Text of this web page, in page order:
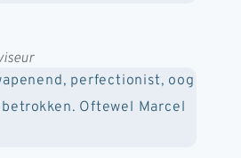
perfectionist, oog
Oftewel Marcel